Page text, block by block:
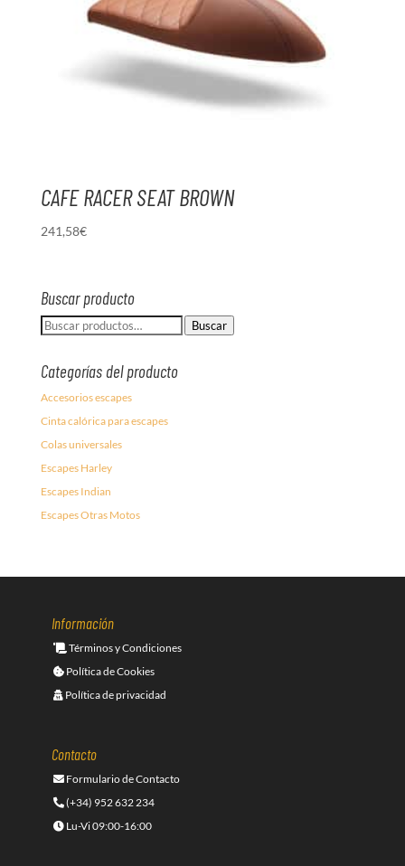
CAFE RACER SEAT BROWN
241,58€
Buscar producto
Buscar
Buscar
Categorías del producto
Accesorios escapes
Cinta calórica para escapes
Colas universales
Escapes Harley
Escapes Indian
Escapes Otras Motos
Información
Términos y Condiciones
Política de Cookies
Política de privacidad
Contacto
Formulario de Contacto
(+34) 952 632 234
Lu-Vi 09:00-16:00